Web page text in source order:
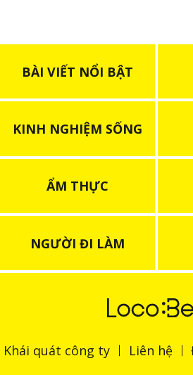
BÀI VIẾT NỔI BẬT
KINH NGHIỆM SỐNG
ẨM THỰC
NGƯỜI ĐI LÀM
Khái quát công ty Liên hệ